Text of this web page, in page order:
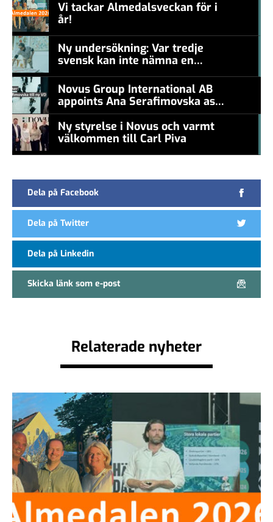
Vi tackar Almedalsveckan för i
år!
Ny undersökning: Var tredje
svensk kan inte nämna en
levande konstnär
Novus Group International AB
appoints Ana Serafimovska as
new CEO
Ny styrelse i Novus och varmt
välkommen till Carl Piva
Dela på Facebook
Dela på Twitter
Dela på Linkedin
Skicka länk som e-post
Relaterade nyheter